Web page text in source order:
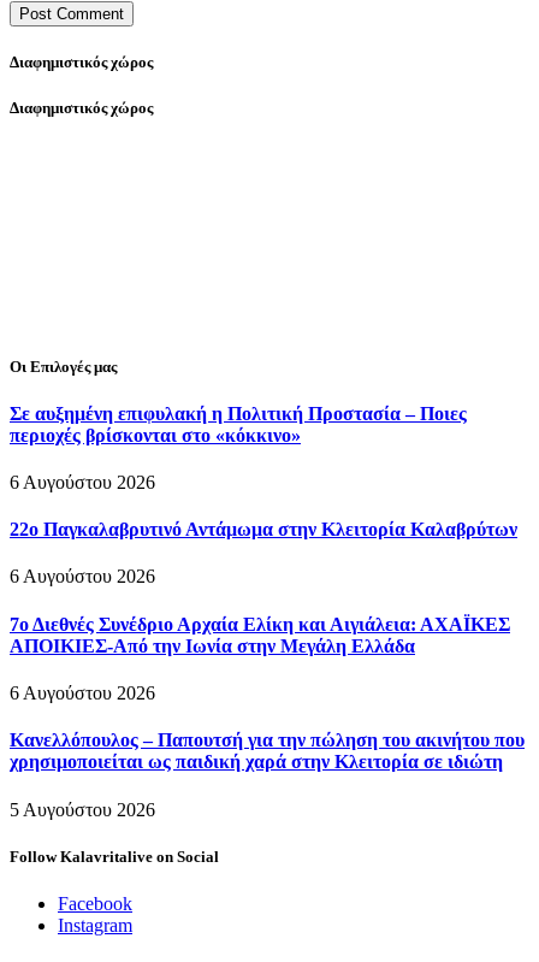
Διαφημιστικός χώρος
Διαφημιστικός χώρος
Οι Επιλογές μας
Σε αυξημένη επιφυλακή η Πολιτική Προστασία – Ποιες
περιοχές βρίσκονται στο «κόκκινο»
6 Αυγούστου 2026
22ο Παγκαλαβρυτινό Αντάμωμα στην Κλειτορία Καλαβρύτων
6 Αυγούστου 2026
7ο Διεθνές Συνέδριο Αρχαία Ελίκη και Αιγιάλεια: ΑΧΑΪΚΕΣ
ΑΠΟΙΚΙΕΣ-Από την Ιωνία στην Μεγάλη Ελλάδα
6 Αυγούστου 2026
Κανελλόπουλος – Παπουτσή για την πώληση του ακινήτου που
χρησιμοποιείται ως παιδική χαρά στην Κλειτορία σε ιδιώτη
5 Αυγούστου 2026
Follow Kalavritalive on Social
Facebook
Instagram